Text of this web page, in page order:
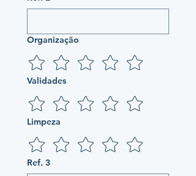
Organização
Validades
Limpeza
Ref. 3